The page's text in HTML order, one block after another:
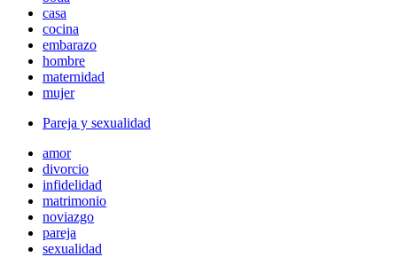
casa
cocina
embarazo
hombre
maternidad
mujer
Pareja y sexualidad
amor
divorcio
infidelidad
matrimonio
noviazgo
pareja
sexualidad